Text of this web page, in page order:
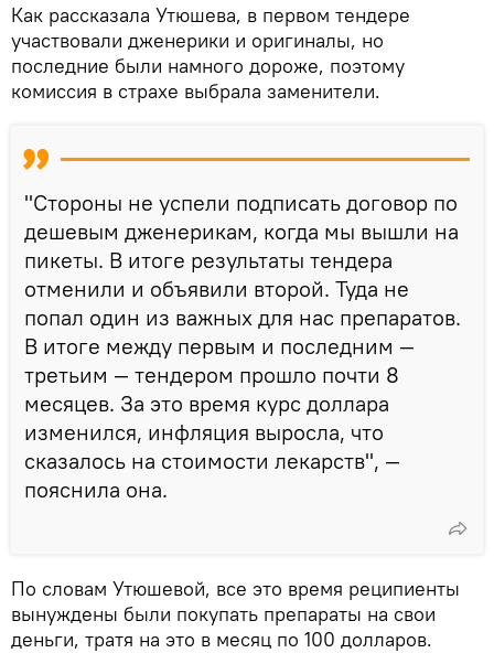
Как рассказала Утюшева, в первом тендере
участвовали дженерики и оригиналы, но
последние были намного дороже, поэтому
комиссия в страхе выбрала заменители.
"Стороны не успели подписать договор по
дешевым дженерикам, когда мы вышли на
пикеты. В итоге результаты тендера
отменили и объявили второй. Туда не
попал один из важных для нас препаратов.
В итоге между первым и последним —
третьим — тендером прошло почти 8
месяцев. За это время курс доллара
изменился, инфляция выросла, что
сказалось на стоимости лекарств", —
пояснила она.
По словам Утюшевой, все это время реципиенты
вынуждены были покупать препараты на свои
деньги, тратя на это в месяц по 100 долларов.